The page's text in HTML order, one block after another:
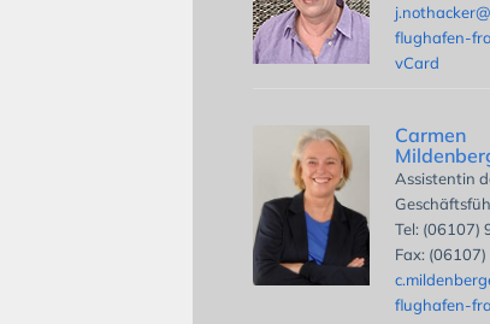
flughafen-
vCard
Carmen
Assistentin
Tel: (06107)
Fax:
flughafen-